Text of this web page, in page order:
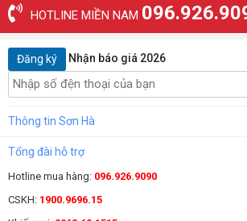
HOTLINE MIỀN NAM
Đăng ký Nhận báo giá 2026
Thông tin Sơn Hà
Tổng đài hỗ trợ
Hotline mua hàng: 096.926.9090
CSKH: 1900.9696.15